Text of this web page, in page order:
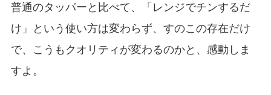
普通のタッパーと比べて、「レンジでチンするだ
け」という使い方は変わらず、すのこの存在だけ
で、こうもクオリティが変わるのかと、感動しま
すよ。